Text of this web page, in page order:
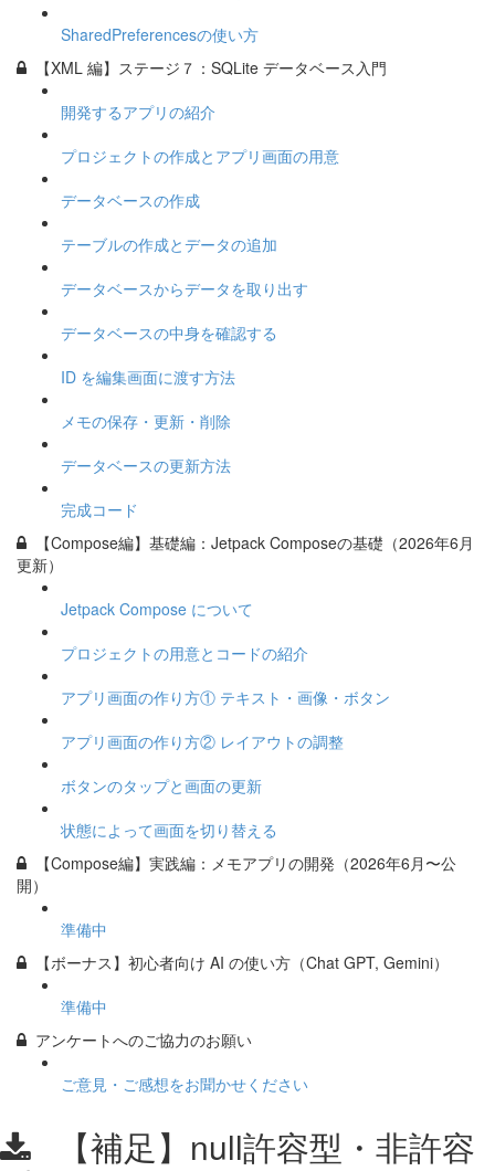
SharedPreferencesの使い方
【XML 編】ステージ７：SQLite データベース入門
開発するアプリの紹介
プロジェクトの作成とアプリ画面の用意
データベースの作成
テーブルの作成とデータの追加
データベースからデータを取り出す
データベースの中身を確認する
ID を編集画面に渡す方法
メモの保存・更新・削除
データベースの更新方法
完成コード
【Compose編】基礎編：Jetpack Composeの基礎（2026年6月
更新）
Jetpack Compose について
プロジェクトの用意とコードの紹介
アプリ画面の作り方① テキスト・画像・ボタン
アプリ画面の作り方② レイアウトの調整
ボタンのタップと画面の更新
状態によって画面を切り替える
【Compose編】実践編：メモアプリの開発（2026年6月〜公
開）
準備中
【ボーナス】初心者向け AI の使い方（Chat GPT, Gemini）
準備中
アンケートへのご協力のお願い
ご意見・ご感想をお聞かせください
【補足】null許容型・非許容